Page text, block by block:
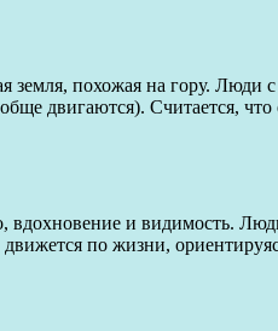
земля, похожая на гору.
двигаются). Считается, что
и видимость.
по жизни,